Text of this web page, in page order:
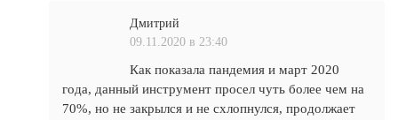
Дмитрий
09.11.2020 в 23:40
Как показала пандемия и март 2020
года, данный инструмент просел чуть более чем на
70%, но не закрылся и не схлопнулся, продолжает